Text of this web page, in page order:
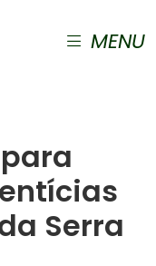
MENU
Serra